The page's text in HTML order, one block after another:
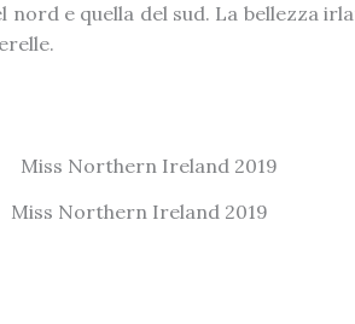
e quella del sud. La bellezza
Miss Northern Ireland 2019